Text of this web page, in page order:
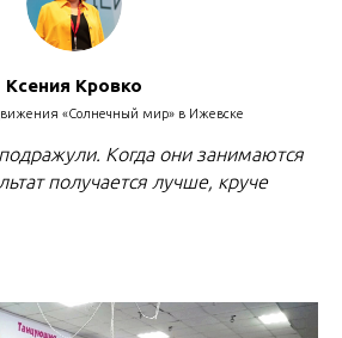
Ксения Кровко
«Солнечный мир» в Ижевске
Когда они занимаются
получается лучше, круче